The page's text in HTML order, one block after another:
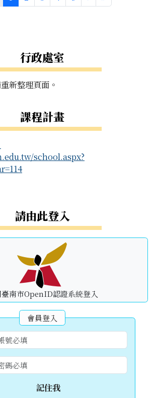
行政處室
新整理頁面。
課程計畫
請由此登入
臺南市OpenID認證系統登入
會員登入
記住我